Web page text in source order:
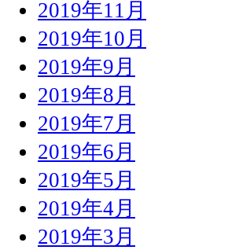
2019年11月
2019年10月
2019年9月
2019年8月
2019年7月
2019年6月
2019年5月
2019年4月
2019年3月